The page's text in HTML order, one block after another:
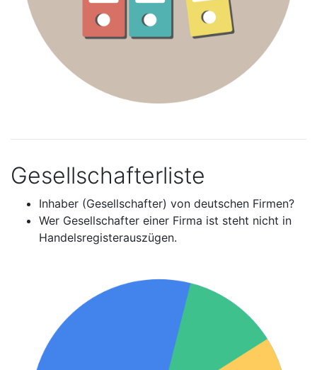
Gesellschafterliste
Inhaber (Gesellschafter) von deutschen Firmen?
Wer Gesellschafter einer Firma ist steht nicht in
Handelsregisterauszügen.